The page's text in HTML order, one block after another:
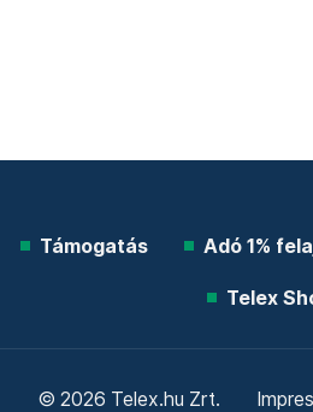
Támogatás Adó 1%
Telex
© 2026 Telex.hu Zrt.